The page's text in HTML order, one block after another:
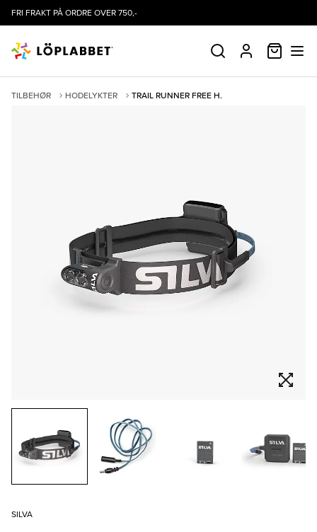
FRI FRAKT PÅ ORDRE OVER 750,-
SØK PROFIL
TILBEHØR HODELYKTER TRAIL RUNNER FREE H.
SILVA